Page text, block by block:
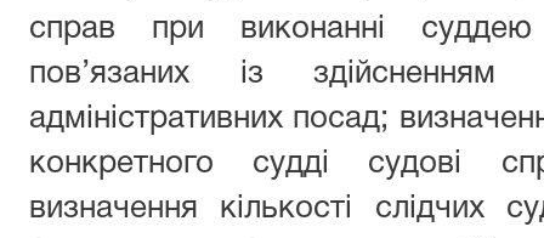
справ при виконанні
пов’язаних із здійсненням
адміністративних посад;
конкретного судді судові
визначення кількості слідчих